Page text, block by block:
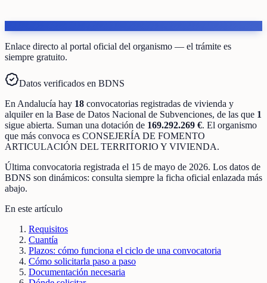
Enlace directo al portal oficial del organismo — el trámite es
siempre gratuito.
Datos verificados en BDNS
En Andalucía hay 18 convocatorias registradas de vivienda y
alquileren la Base de Datos Nacional de Subvenciones, de las que 1
sigue abierta. Suman una dotación de 169.292.269 €. El organismo
que más convoca es CONSEJERÍA DE FOMENTO
ARTICULACIÓN DEL TERRITORIO Y VIVIENDA.
Última convocatoria registrada el 15 de mayo de 2026. Los datos de
BDNS son dinámicos: consulta siempre la ficha oficial enlazada más
abajo.
En este artículo
Requisitos
Cuantía
Plazos: cómo funciona el ciclo de una convocatoria
Cómo solicitarla paso a paso
Documentación necesaria